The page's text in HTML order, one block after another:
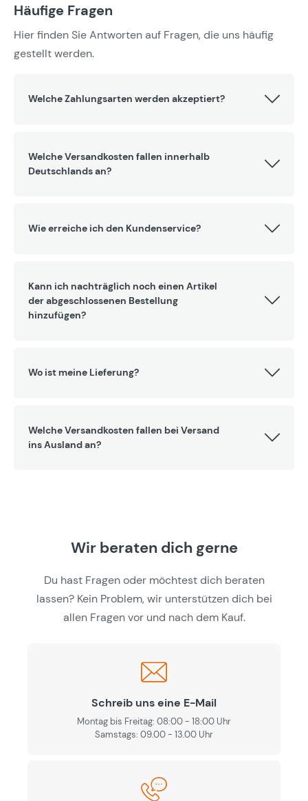
Häufige Fragen
Hier finden Sie Antworten auf Fragen, die uns häufig
gestellt werden.
Welche Zahlungsarten werden akzeptiert?
Welche Versandkosten fallen innerhalb
Deutschlands an?
Wie erreiche ich den Kundenservice?
Kann ich nachträglich noch einen Artikel
der abgeschlossenen Bestellung
hinzufügen?
Wo ist meine Lieferung?
Welche Versandkosten fallen bei Versand
ins Ausland an?
Wir beraten dich gerne
Du hast Fragen oder möchtest dich beraten
lassen? Kein Problem, wir unterstützen dich bei
allen Fragen vor und nach dem Kauf.
Schreib uns eine E-Mail
Montag bis Freitag: 08:00 - 18:00 Uhr
Samstags: 09.00 - 13.00 Uhr